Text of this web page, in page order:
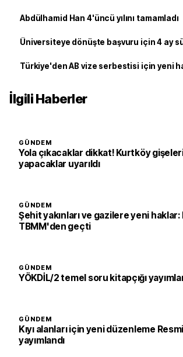
Abdülhamid Han 4'üncü yılını tamamladı
Üniversiteye dönüşte başvuru için 4 ay
Türkiye'den AB vize serbestisi için yeni
İlgili Haberler
GÜNDEM
Yola çıkacaklar dikkat! Kurtköy
yapacaklar uyarıldı
GÜNDEM
Şehit yakınları ve gazilere yeni haklar:
TBMM'den geçti
GÜNDEM
YÖKDİL/2 temel soru kitapçığı
GÜNDEM
Kıyı alanları için yeni düzenleme
yayımlandı